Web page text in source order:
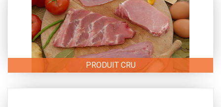
PRODUIT CRU